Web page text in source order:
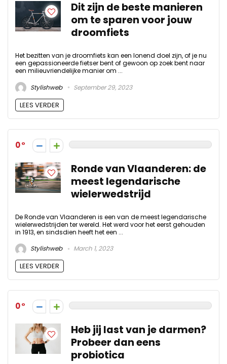
Dit zijn de beste manieren
om te sparen voor jouw
droomfiets
Het bezitten van je droomfiets kan een lonend doel zijn, of je nu
een gepassioneerde fietser bent of gewoon op zoek bent naar
een milieuvriendelijke manier om ...
Stylishweb
September 29, 2023
LEES VERDER
0
Ronde van Vlaanderen: de
meest legendarische
wielerwedstrijd
De Ronde van Vlaanderen is een van de meest legendarische
wielerwedstrijden ter wereld. Het werd voor het eerst gehouden
in 1913, en sindsdien heeft het een ...
Stylishweb
March 1, 2023
LEES VERDER
0
Heb jij last van je darmen?
Probeer dan eens
probiotica